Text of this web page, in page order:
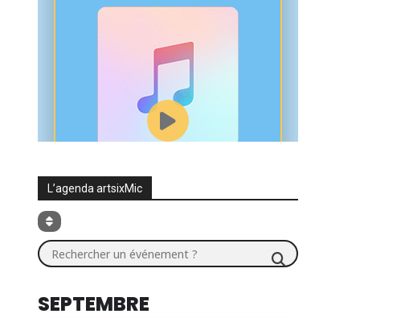
L’agenda artsixMic
Rechercher un événement ?
SEPTEMBRE